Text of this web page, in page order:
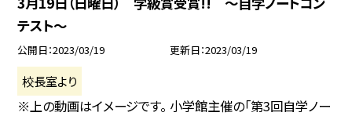
テスト〜
公開日 2023/03/19 更新日 2023/03/19
校長室より
※上の動画はイメージです。 小学館主催の「第3回自学ノー